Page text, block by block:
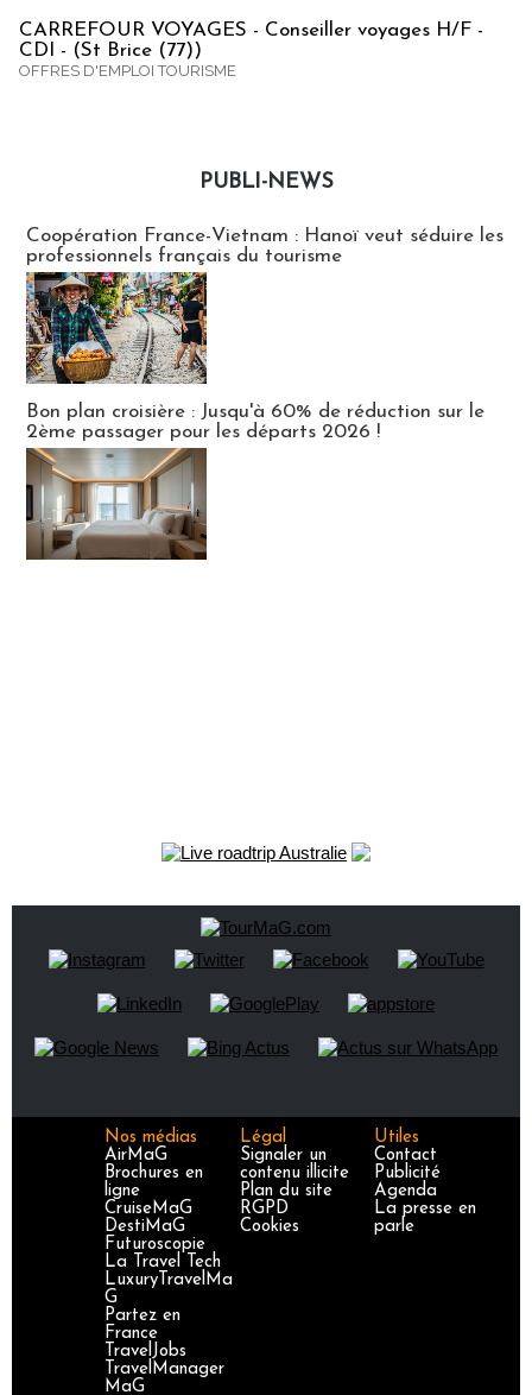
CARREFOUR VOYAGES - Conseiller voyages H/F -
CDI - (St Brice (77))
OFFRES D'EMPLOI TOURISME
PUBLI-NEWS
Coopération France-Vietnam : Hanoï veut séduire les
professionnels français du tourisme
Bon plan croisière : Jusqu'à 60% de réduction sur le
2ème passager pour les départs 2026 !
Nos médias
AirMaG
Brochures en
ligne
CruiseMaG
DestiMaG
Futuroscopie
La Travel Tech
LuxuryTravelMa
G
Partez en
France
TravelJobs
TravelManager
MaG
Légal
Signaler un
contenu illicite
Plan du site
RGPD
Cookies
Utiles
Contact
Publicité
Agenda
La presse en
parle